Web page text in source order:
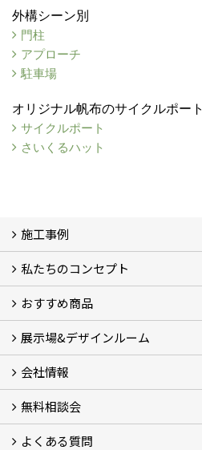
外構シーン別
門柱
アプローチ
駐車場
オリジナル帆布のサイクルポート
サイクルポート
さいくるハット
施工事例
施工事例
お客様の声 (46)
私たちのコンセプト
コンセプト
完成までの流れ
お庭のメンテナンスについて
おすすめ商品
オリジナル帆布のサイクルポート
NEW スマートサイクルポート
おしゃれな物置 (8)
門扉 (6)
ウッドフェンス (16)
アイアンの商品 (6)
ガーデニング雑貨 (3)
ガーデン書&ガーデンアート
こだわりのオリジナル商品 一覧
おすすめの植物 (29)
箱庭ガーデン
ポット苗
展示場&デザインルーム
展示場&デザインルーム
会社情報
会社概要
スタッフ紹介 (11)
ブログ
コラム
アクセス
求人募集
無料相談会
無料相談会
よくある質問